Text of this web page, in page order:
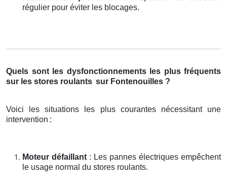
régulier pour éviter les blocages.
Quels sont les dysfonctionnements les plus fréquents
sur les stores roulants sur Fontenouilles ?
Voici les situations les plus courantes nécessitant une
intervention :
Moteur défaillant: Les pannes électriques empêchent
le usage normal du stores roulants.